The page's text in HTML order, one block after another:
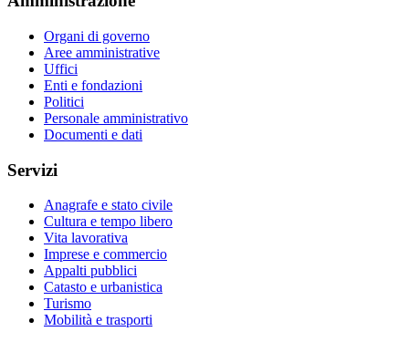
Organi di governo
Aree amministrative
Uffici
Enti e fondazioni
Politici
Personale amministrativo
Documenti e dati
Servizi
Anagrafe e stato civile
Cultura e tempo libero
Vita lavorativa
Imprese e commercio
Appalti pubblici
Catasto e urbanistica
Turismo
Mobilità e trasporti